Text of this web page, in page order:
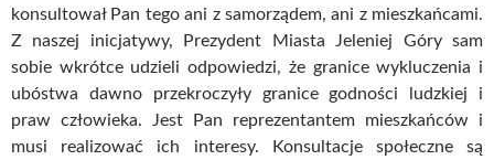
konsultował Pan tego ani z samorządem, ani z mieszkańcami.
Z naszej inicjatywy, Prezydent Miasta Jeleniej Góry sam
sobie wkrótce udzieli odpowiedzi, że granice wykluczenia i
ubóstwa dawno przekroczyły granice godności ludzkiej i
praw człowieka. Jest Pan reprezentantem mieszkańców i
musi realizować ich interesy. Konsultacje społeczne są